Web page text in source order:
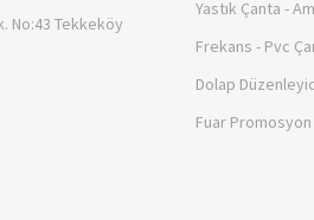
No:43 Tekkeköy
Yastık Çanta -
Frekans - Pvc
Dolap
Fuar